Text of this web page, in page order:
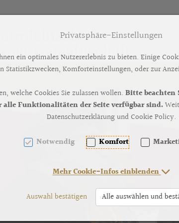
+ 2]
Mesner Gemeinschaft Berufsbild
Privatsphäre-Einstellungen
ein optimales Nutzererlebnis zu bieten. Einige
Statistikzwecken, Komforteinstellungen, oder zur
welche Cookies Sie zulassen wollen. Bitte beachten
Funktionalitäten der Seite verfügbar sind.
Datenschutzerklärung und Cookie Policy.
Notwendig Komfort
Mehr Cookie-Infos einblenden
Auswahl bestätigen Alle auswählen und